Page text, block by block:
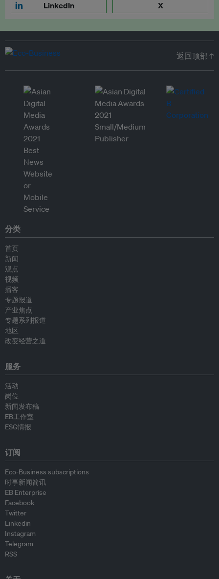
LinkedIn X
返回顶部 ↑
分类
首页
新闻
观点
视频
播客
专题报道
产业焦点
专题系列报道
地区
改变经营之道
服务
活动
岗位
新闻发布稿
EB工作室
ESG情报
订阅
Eco-Business subscriptions
时事新闻简讯
EB Enterprise
Facebook
Twitter
Linkedin
Instagram
Telegram
RSS